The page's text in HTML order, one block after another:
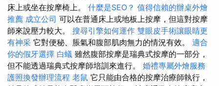
床上或坐在按摩椅上。 什麼是SEO？ 值得信賴的辦桌外燴
推薦 成立公司 可以在普通床上或地板上按摩，但這對按摩
師來說壓力較大。 搜尋引擎如何運作 雙眼皮手術讓眼睛更
有神采 它對便秘、脹氣和腹部肌肉無力的情況有效。 適合
你的假牙選擇 白蟻 雖然腹部按摩是瑞典式按摩的一部分，
但不能透過瑞典式按摩師培訓來進行。 婚禮專屬外燴服務
護照換發辦理流程 老鼠 它只能由合格的按摩治療師執行，